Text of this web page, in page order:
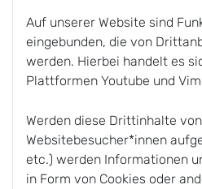
Auf unserer Website sind
eingebunden, die von
werden. Hierbei handelt es
Plattformen Youtube und
Werden diese Drittinhalte von
Websitebesucher*innen
etc.) werden Informationen
in Form von Cookies oder